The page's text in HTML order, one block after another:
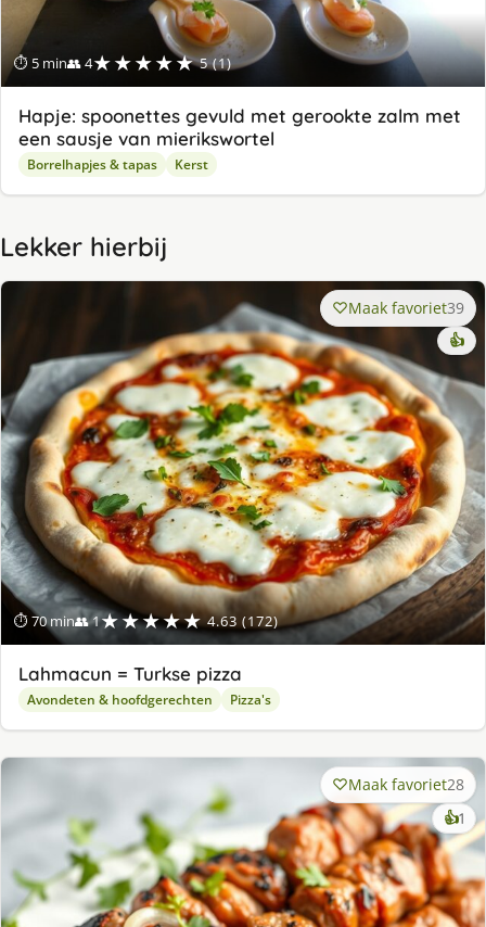
⏱ 5 min👥 4★★★★★ 5 (1)
Hapje: spoonettes gevuld met gerookte zalm met
een sausje van mierikswortel
Borrelhapjes & tapas Kerst
Lekker hierbij
⏱ 70 min👥 1★★★★★ 4.63 (172)
Maak favoriet39
👍
Lahmacun = Turkse pizza
Avondeten & hoofdgerechten Pizza's
Maak favoriet28
👍1